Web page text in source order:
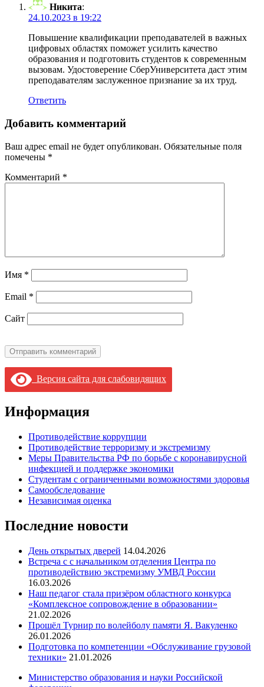
Никита:
24.10.2023 в 19:22
Повышение квалификации преподавателей в важных
цифровых областях поможет усилить качество
образования и подготовить студентов к современным
вызовам. Удостоверение СберУниверситета даст этим
преподавателям заслуженное признание за их труд.
Ответить
Добавить комментарий
Ваш адрес email не будет опубликован. Обязательные поля
помечены *
Комментарий *
Имя *
Email *
Сайт
Версия сайта для слабовидящих
Информация
Противодействие коррупции
Противодействие терроризму и экстремизму
Меры Правительства РФ по борьбе с коронавирусной
инфекцией и поддержке экономики
Студентам с ограниченными возможностями здоровья
Самообследование
Независимая оценка
Последние новости
День открытых дверей 14.04.2026
Встреча с с начальником отделения Центра по
противодействию экстремизму УМВД России
16.03.2026
Наш педагог стала призёром областного конкурса
«Комплексное сопровождение в образовании»
21.02.2026
Прошёл Турнир по волейболу памяти Я. Вакуленко
26.01.2026
Подготовка по компетенции «Обслуживание грузовой
техники» 21.01.2026
Министерство образования и науки Российской